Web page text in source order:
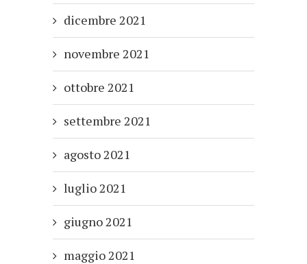
dicembre 2021
novembre 2021
ottobre 2021
settembre 2021
agosto 2021
luglio 2021
giugno 2021
maggio 2021